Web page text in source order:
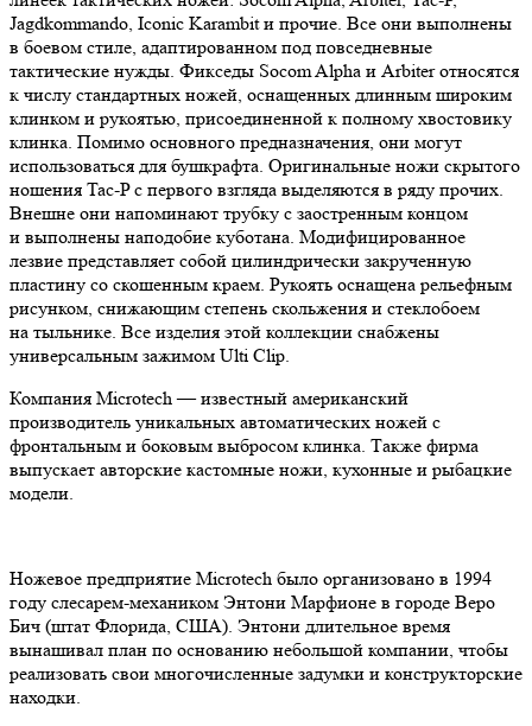
Jagdkommando, Iconic Karambit и прочие. Все они выполнены
в боевом стиле, адаптированном под повседневные
тактические нужды. Фикседы Socom Alpha и Arbiter относятся
к числу стандартных ножей, оснащенных длинным широким
клинком и рукоятью, присоединенной к полному хвостовику
клинка. Помимо основного предназначения, они могут
использоваться для бушкрафта. Оригинальные ножи скрытого
ношения Tac-P с первого взгляда выделяются в ряду прочих.
Внешне они напоминают трубку с заостренным концом
и выполнены наподобие куботана. Модифицированное
лезвие представляет собой цилиндрически закрученную
пластину со скошенным краем. Рукоять оснащена рельефным
рисунком, снижающим степень скольжения и стеклобоем
на тыльнике. Все изделия этой коллекции снабжены
универсальным зажимом Ulti Clip.
Компания Microtech — известный американский
производитель уникальных автоматических ножей с
фронтальным и боковым выбросом клинка. Также фирма
выпускает авторские кастомные ножи, кухонные и рыбацкие
модели.
Ножевое предприятие Microtech было организовано в 1994
году слесарем-механиком Энтони Марфионе в городе Веро
Бич (штат Флорида, США). Энтони длительное время
вынашивал план по основанию небольшой компании, чтобы
реализовать свои многочисленные задумки и конструкторские
находки.